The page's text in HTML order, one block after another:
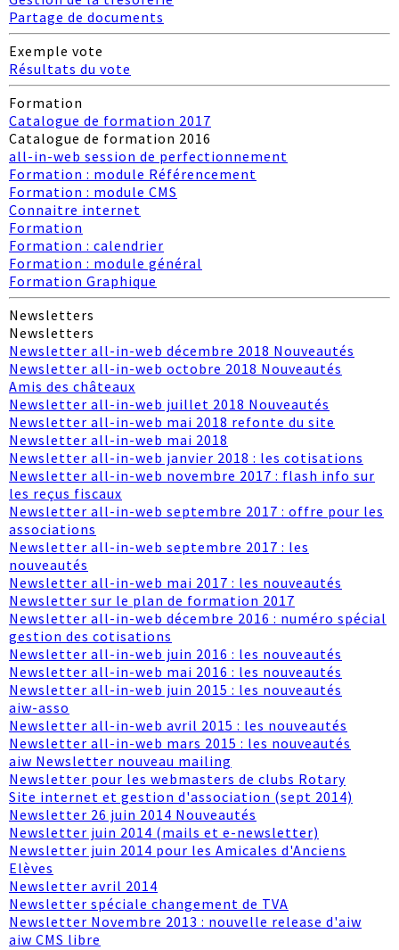
Partage de documents
Exemple vote
Résultats du vote
Formation
Catalogue de formation 2017
Catalogue de formation 2016
all-in-web session de perfectionnement
Formation : module Référencement
Formation : module CMS
Connaitre internet
Formation
Formation : calendrier
Formation : module général
Formation Graphique
Newsletters
Newsletters
Newsletter all-in-web décembre 2018 Nouveautés
Newsletter all-in-web octobre 2018 Nouveautés
Amis des châteaux
Newsletter all-in-web juillet 2018 Nouveautés
Newsletter all-in-web mai 2018 refonte du site
Newsletter all-in-web mai 2018
Newsletter all-in-web janvier 2018 : les cotisations
Newsletter all-in-web novembre 2017 : flash info sur
les reçus fiscaux
Newsletter all-in-web septembre 2017 : offre pour les
associations
Newsletter all-in-web septembre 2017 : les
nouveautés
Newsletter all-in-web mai 2017 : les nouveautés
Newsletter sur le plan de formation 2017
Newsletter all-in-web décembre 2016 : numéro spécial
gestion des cotisations
Newsletter all-in-web juin 2016 : les nouveautés
Newsletter all-in-web mai 2016 : les nouveautés
Newsletter all-in-web juin 2015 : les nouveautés
aiw-asso
Newsletter all-in-web avril 2015 : les nouveautés
Newsletter all-in-web mars 2015 : les nouveautés
aiw Newsletter nouveau mailing
Newsletter pour les webmasters de clubs Rotary
Site internet et gestion d'association (sept 2014)
Newsletter 26 juin 2014 Nouveautés
Newsletter juin 2014 (mails et e-newsletter)
Newsletter juin 2014 pour les Amicales d'Anciens
Elèves
Newsletter avril 2014
Newsletter spéciale changement de TVA
Newsletter Novembre 2013 : nouvelle release d'aiw
aiw CMS libre